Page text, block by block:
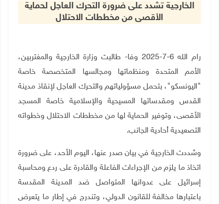
الخارجية تشدد على ضرورة التحرك العاجل لحماية
الأقصى من مخططات الاحتلال
رام الله 6-7-2025 وفا- طالبت وزارة الخارجية والمغتربين،
الأمم المتحدة ومنظماتها ومجالسها المتخصصة خاصة
"اليونسكو"، بتحمل مسؤولياتهم والتحرك العاجل لإنقاذ مدينة
القدس ومقدساتها المسيحية والإسلامية خاصة المسجد
الأقصى، وتوفير الحماية لها من مخططات الاحتلال وخطواته
التصعيدية أحادية الجانب.
وشددت الخارجية في بيان صدر عنها، اليوم الأحد، على ضرورة
اتخاذ ما يلزم من الإجراءات الفاعلة والقادرة على ردع ومحاسبة
إسرائيل على عدوانها المتواصل ضد المدينة المقدسة
باعتبارها مخالفة للقانون الدولي، وتندرج في إطار ما يتعرض